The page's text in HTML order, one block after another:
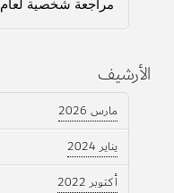
مراجعة شخصية لعام 2023 وأهداف العام الجديد
الأرشيف
مارس 2026
يناير 2024
أكتوبر 2022